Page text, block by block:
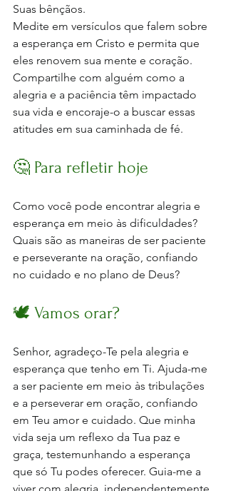
Suas bênçãos.
Medite em versículos que falem sobre
a esperança em Cristo e permita que
eles renovem sua mente e coração.
Compartilhe com alguém como a
alegria e a paciência têm impactado
sua vida e encoraje-o a buscar essas
atitudes em sua caminhada de fé.
🤔 Para refletir hoje
Como você pode encontrar alegria e
esperança em meio às dificuldades?
Quais são as maneiras de ser paciente
e perseverante na oração, confiando
no cuidado e no plano de Deus?
🕊️ Vamos orar?
Senhor, agradeço-Te pela alegria e
esperança que tenho em Ti. Ajuda-me
a ser paciente em meio às tribulações
e a perseverar em oração, confiando
em Teu amor e cuidado. Que minha
vida seja um reflexo da Tua paz e
graça, testemunhando a esperança
que só Tu podes oferecer. Guia-me a